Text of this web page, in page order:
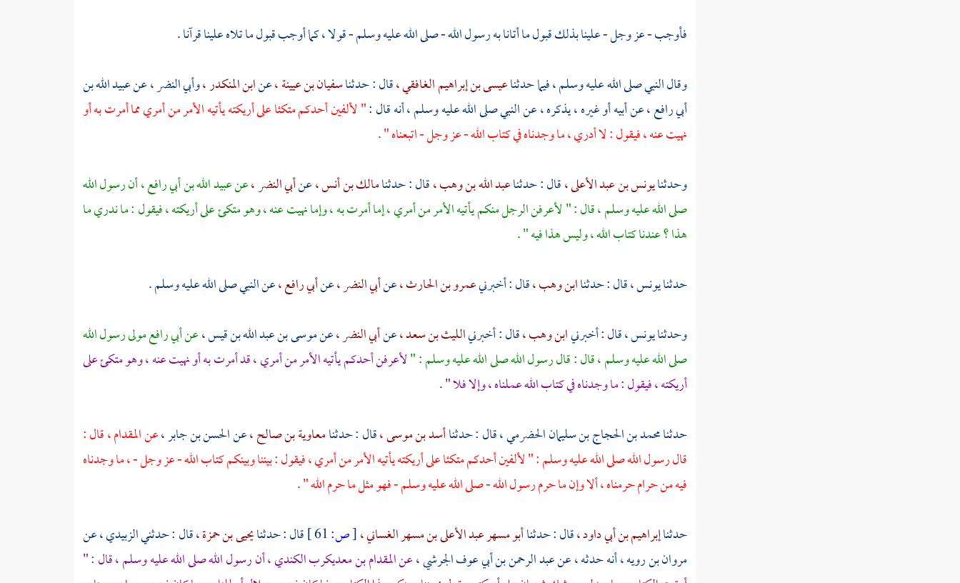
فأوجب - عز وجل - علينا بذلك قبول ما أتانا به رسول الله - صلى الله عليه وسلم - قولا ، كما أوجب قبول ما تلاه علينا قرآنا .
وقال النبي صلى الله عليه وسلم ، فيما حدثناعيسى بن إبراهيم الغافقي ،قال : حدثناسفيان بن عيينة ،عنابن المنكدر ،وأبي النضر ،عنعبيد الله بن
أبي رافع ،عن أبيه أو غيره ، يذكره ، عن النبي صلى الله عليه وسلم ، أنه قال :" لألفين أحدكم متكئا على أريكته يأتيه الأمر من أمري مما أمرت به أو
نهيت عنه ، فيقول : لا أدري ، ما وجدناه في كتاب الله - عز وجل - اتبعناه " .
وحدثنايونس بن عبد الأعلى ،قال : حدثناعبد الله بن وهب ،قال : حدثنامالك بن أنس ،عنأبي النضر ،عنعبيد الله بن أبي رافع ،أن رسول الله
صلى الله عليه وسلم ، قال : " لأعرفن الرجل منكم يأتيه الأمر من أمري ، إما أمرت به ، وإما نهيت عنه ، وهو متكئ على أريكته ، فيقول : ما ندري ما
هذا ؟ عندنا كتاب الله ، وليس هذا فيه " .
حدثنايونس ،قال : حدثناابن وهب ،قال : أخبرنيعمرو بن الحارث ،عنأبي النضر ،عنأبي رافع ،عن النبي صلى الله عليه وسلم .
وحدثنايونس ،قال : أخبرنيابن وهب ،قال : أخبرنيالليث بن سعد ،عنأبي النضر ،عنموسى بن عبد الله بن قيس ،عن أبي رافع مولى رسول الله
صلى الله عليه وسلم ، قال : قال رسول الله صلى الله عليه وسلم : "لأعرفن أحدكم يأتيه الأمر من أمري ، قد أمرت به أو نهيت عنه ، وهو متكئ على
أريكته ، فيقول : ما وجدناه في كتاب الله عملناه ، وإلا فلا " .
حدثنامحمد بن الحجاج بن سليمان الحضرمي ،قال : حدثناأسد بن موسى ،قال : حدثنامعاوية بن صالح ،عنالحسن بن جابر ،عنالمقدام ،قال :
قال رسول الله صلى الله عليه وسلم : " لألفين أحدكم متكئا على أريكته يأتيه الأمر من أمري ، فيقول : بيننا وبينكم كتاب الله - عز وجل - ، ما وجدناه
فيه من حرام حرمناه ، ألا وإن ما حرم رسول الله - صلى الله عليه وسلم - فهو مثل ما حرم الله " .
حدثناإبراهيم بن أبي داود ،قال : حدثناأبو مسهر عبد الأعلى بن مسهر الغساني ،[ص: قال : حدثنايحيى بن حمزة ،قال : حدثنيالزبيدي ،عن
مروان بن رويه ،أنه حدثه ، عنعبد الرحمن بن أبي عوف الجرشي ،عنالمقدام بن معديكرب الكندي ،أن رسول الله صلى الله عليه وسلم ، قال : "